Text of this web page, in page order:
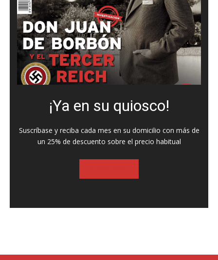
¡Ya en su quiosco!
Suscríbase y reciba cada mes en su domicilio con más de
un 25% de descuento sobre el precio habitual